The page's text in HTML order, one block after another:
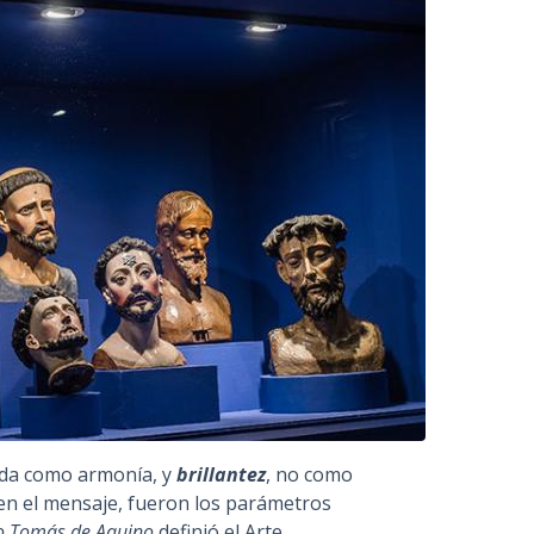
como armonía, ybrillantez, no como
el mensaje, fueron los parámetros